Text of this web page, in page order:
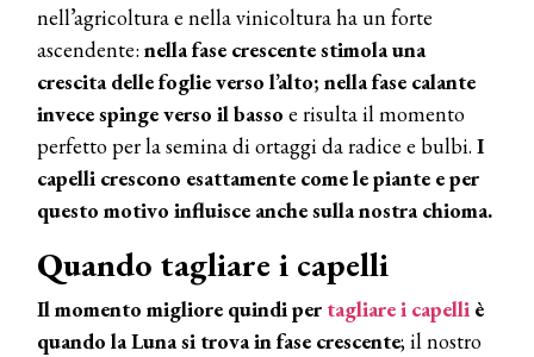
nell’agricoltura e nella vinicoltura ha un forte
ascendente: nella fase crescente stimola una
crescita delle foglie verso l’alto; nella fase calante
invece spinge verso il basso e risulta il momento
perfetto per la semina di ortaggi da radice e bulbi. I
capelli crescono esattamente come le piante e per
questo motivo influisce anche sulla nostra chioma.
Quando tagliare i capelli
Il momento migliore quindi per tagliare i capelli è
quando la Luna si trova in fase crescente; il nostro
COSMOPROF WORLDWIDE BOLOGNA
Cosmprof Worldwide Bologna
presenta THE BEAUTY &
WELLNESS CONGRESS 2022: I
Dyson presenta la nuova collezione
pervinca e rosé per Natale